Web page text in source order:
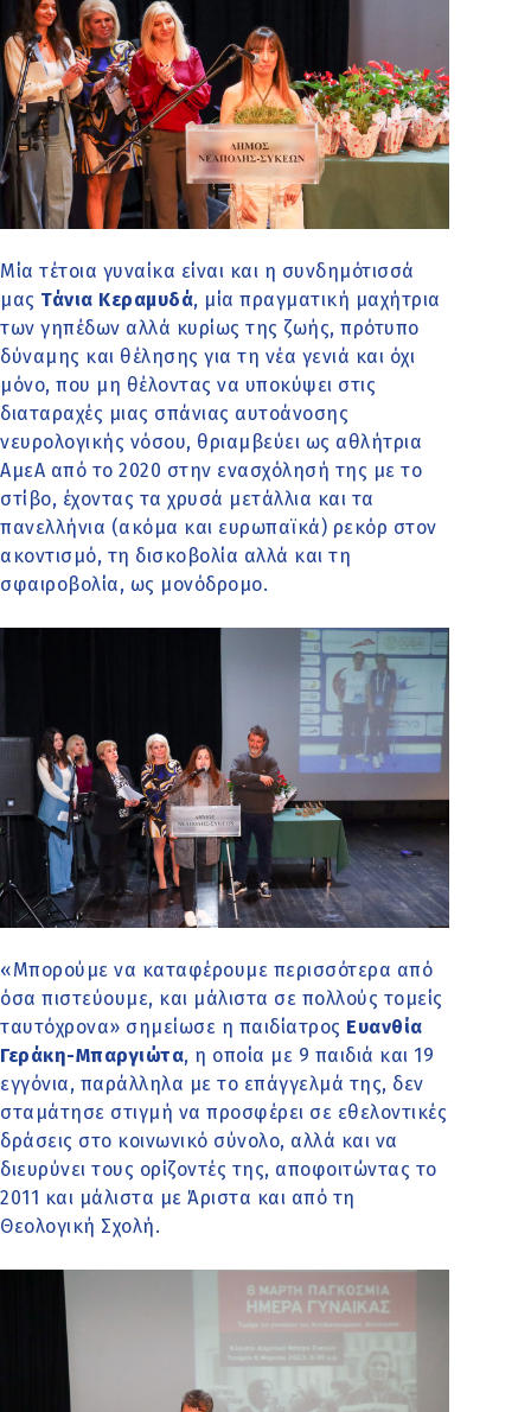
Μία τέτοια γυναίκα είναι και η συνδημότισσά
μας Τάνια Κεραμυδά, μία πραγματική μαχήτρια
των γηπέδων αλλά κυρίως της ζωής, πρότυπο
δύναμης και θέλησης για τη νέα γενιά και όχι
μόνο, που μη θέλοντας να υποκύψει στις
διαταραχές μιας σπάνιας αυτοάνοσης
νευρολογικής νόσου, θριαμβεύει ως αθλήτρια
ΑμεΑ από το 2020 στην ενασχόλησή της με το
στίβο, έχοντας τα χρυσά μετάλλια και τα
πανελλήνια (ακόμα και ευρωπαϊκά) ρεκόρ στον
ακοντισμό, τη δισκοβολία αλλά και τη
σφαιροβολία, ως μονόδρομο.
«Μπορούμε να καταφέρουμε περισσότερα από
όσα πιστεύουμε, και μάλιστα σε πολλούς τομείς
ταυτόχρονα» σημείωσε η παιδίατρος Ευανθία
Γεράκη-Μπαργιώτα, η οποία με 9 παιδιά και 19
εγγόνια, παράλληλα με το επάγγελμά της, δεν
σταμάτησε στιγμή να προσφέρει σε εθελοντικές
δράσεις στο κοινωνικό σύνολο, αλλά και να
διευρύνει τους ορίζοντές της, αποφοιτώντας το
2011 και μάλιστα με Άριστα και από τη
Θεολογική Σχολή.